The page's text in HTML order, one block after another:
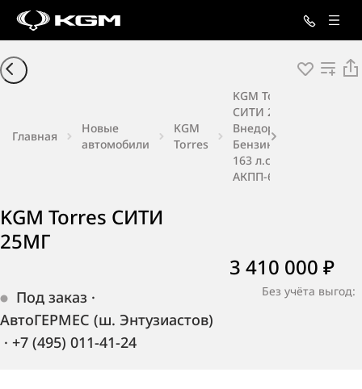
Главная
Новые
автомобили
KGM
Torres
KGM Torres
СИТИ 25МГ
Внедорожник
Бензин 1,5 л
163 л.с.
АКПП-6
KGM Torres СИТИ
25МГ
Под заказ ·
АвтоГЕРМЕС (ш. Энтузиастов)
· +7 (495) 011-41-24
3 410 000 ₽
Без учёта выгод: